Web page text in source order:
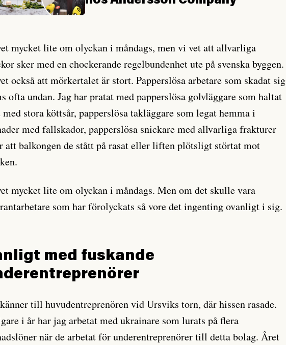
mycket lite om olyckan i måndags, men vi vet att allvarliga
sker med en chockerande regelbundenhet ute på svenska byggen.
också att mörkertalet är stort. Papperslösa arbetare som skadat sig
ofta undan. Jag har pratat med papperslösa golvläggare som haltat
stora köttsår, papperslösa takläggare som legat hemma i
med fallskador, papperslösa snickare med allvarliga frakturer
att balkongen de stått på rasat eller liften plötsligt störtat mot
mycket lite om olyckan i måndags. Men om det skulle vara
som har förolyckats så vore det ingenting ovanligt i sig.
med fuskande
till huvudentreprenören vid Ursviks torn, där hissen rasade.
i år har jag arbetat med ukrainare som lurats på flera
när de arbetat för underentreprenörer till detta bolag. Året